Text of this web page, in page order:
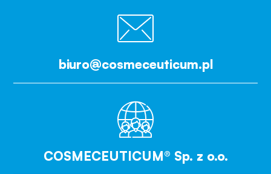
biuro@cosmeceuticum.pl
COSMECEUTICUM® Sp. z o.o.